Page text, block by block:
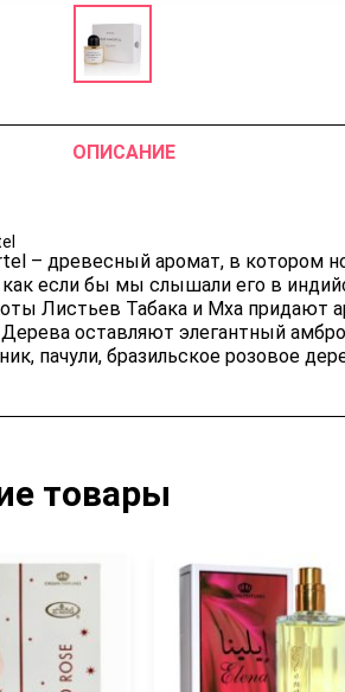
ОПИСАНИЕ
– древесный аромат, в котором
как если бы мы слышали его в
Листьев Табака и Мха придают
оставляют элегантный
пачули, бразильское розовое
товары